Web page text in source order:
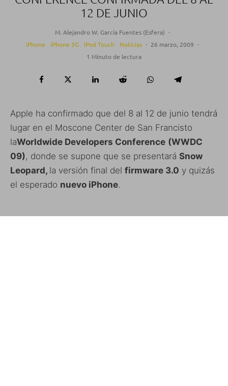
12 DE JUNIO
M. Alejandro W. García Fuentes (Esfera) ·
iPhone
iPhone 3G iPod Touch Noticias · 26 marzo, 2009 ·
1 Minuto de lectura
Apple ha confirmado que del 8 al 12 de junio tendrá
lugar en el Moscone Center de San Francisto
laWorldwide Developers Conference (WWDC
09), donde se supone que se presentará Snow
Leopard, la versión final del firmware 3.0 y quizás
el esperado nuevo iPhone.